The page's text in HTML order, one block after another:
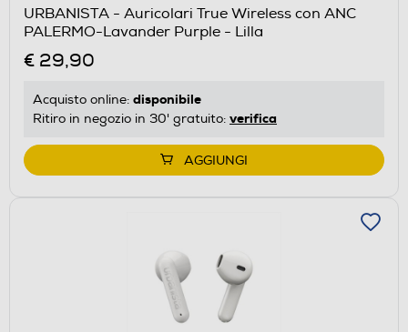
URBANISTA - Auricolari True Wireless con ANC
PALERMO-Lavander Purple - Lilla
€ 29,90
Acquisto online: disponibile
Ritiro in negozio in 30' gratuito: verifica
AGGIUNGI